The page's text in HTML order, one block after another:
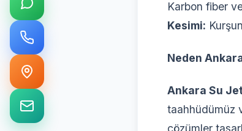
Karbon fiber
Kesimi:
Neden
Ankara Su
taahhüdümüz
çözümler